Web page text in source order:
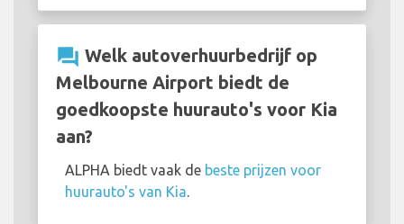
question_answer Welk autoverhuurbedrijf op
Melbourne Airport biedt de
goedkoopste huurauto's voor Kia
aan?
ALPHA biedt vaak de beste prijzen voor
huurauto's van Kia.